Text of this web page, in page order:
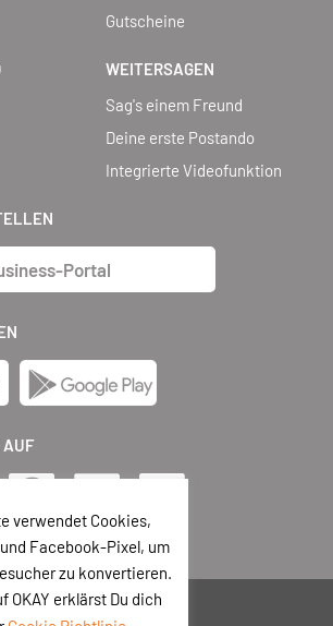
Gutscheine
WEITERSAGEN
Sag's einem Freund
Deine erste Postando
Integrierte Videofunktion
Portal
AUF
verwendet Cookies,
Facebook-Pixel, um
zu konvertieren.
OKAY erklärst Du dich